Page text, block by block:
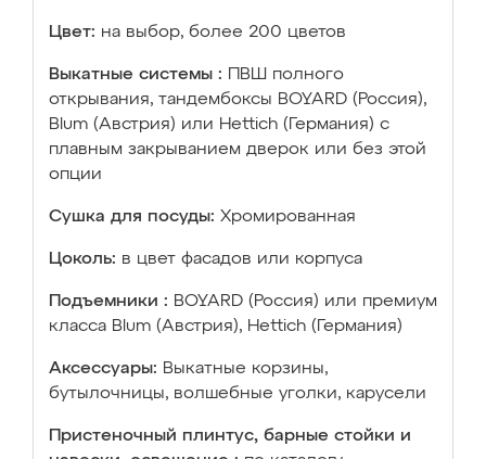
Цвет: на выбор, более 200 цветов
Выкатные системы :
ПВШ полного
открывания, тандембоксы BOYARD (Россия),
Blum (Австрия) или Hettich (Германия) с
плавным закрыванием дверок или без этой
опции
Сушка для посуды: Хромированная
Цоколь: в цвет фасадов или корпуса
Подъемники : BOYARD (Россия) или премиум
класса Blum (Австрия), Hettich (Германия)
Аксессуары: Выкатные корзины,
бутылочницы, волшебные уголки, карусели
Пристеночный плинтус, барные стойки и